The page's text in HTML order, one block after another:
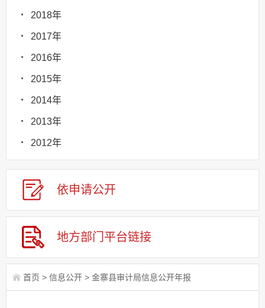
2018年
2017年
2016年
2015年
2014年
2013年
2012年
依申请公开
地方部门 平台链接
首页 > 信息公开 > 金寨县审计局信息公开年报